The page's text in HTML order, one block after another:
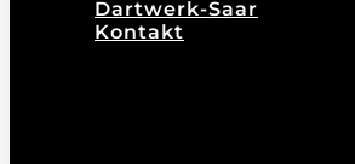
Dartwerk-Saar
Kontakt